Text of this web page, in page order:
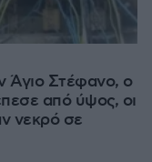
Άγιο Στέφανο, ο
από ύψος, οι
νεκρό σε